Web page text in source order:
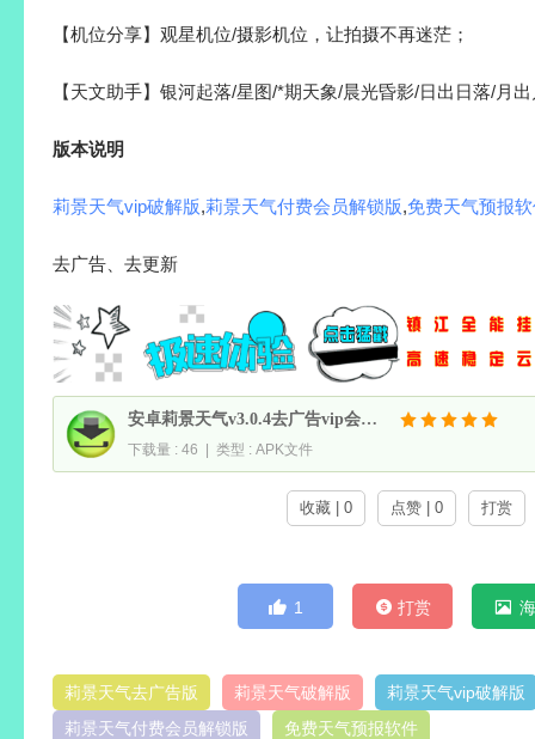
【机位分享】观星机位/摄影机位，让拍摄不再迷茫；
【天文助手】银河起落/星图/*期天象/晨光昏影/日出日落/月
版本说明
莉景天气vip破解版,莉景天气付费会员解锁版,免费天气预报
去广告、去更新
安卓莉景天气v3.0.4去广告vip会员破解版
下载量 : 46 | 类型 : APK文件
收藏 | 0 点赞 | 0 打赏
1 打赏
莉景天气去广告版 莉景天气破解版
莉景天气vip破解版
莉景天气付费会员解锁版
免费天气预报软件